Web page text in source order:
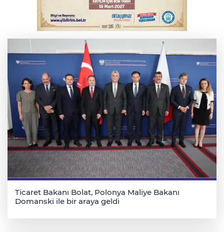
Serbest piyasada altın fiyatları...
Ticaret Bakanı Bolat, Polonya Maliye Bakanı
Domanski ile bir araya geldi